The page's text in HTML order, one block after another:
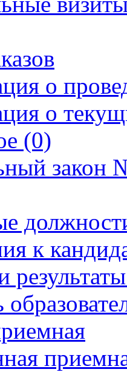
о
о
(0)
закон
к